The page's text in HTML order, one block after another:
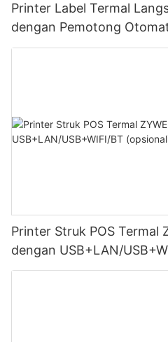
Printer Label Termal
dengan Pemotong
Printer Struk POS Termal
dengan USB+LAN/
Hitam